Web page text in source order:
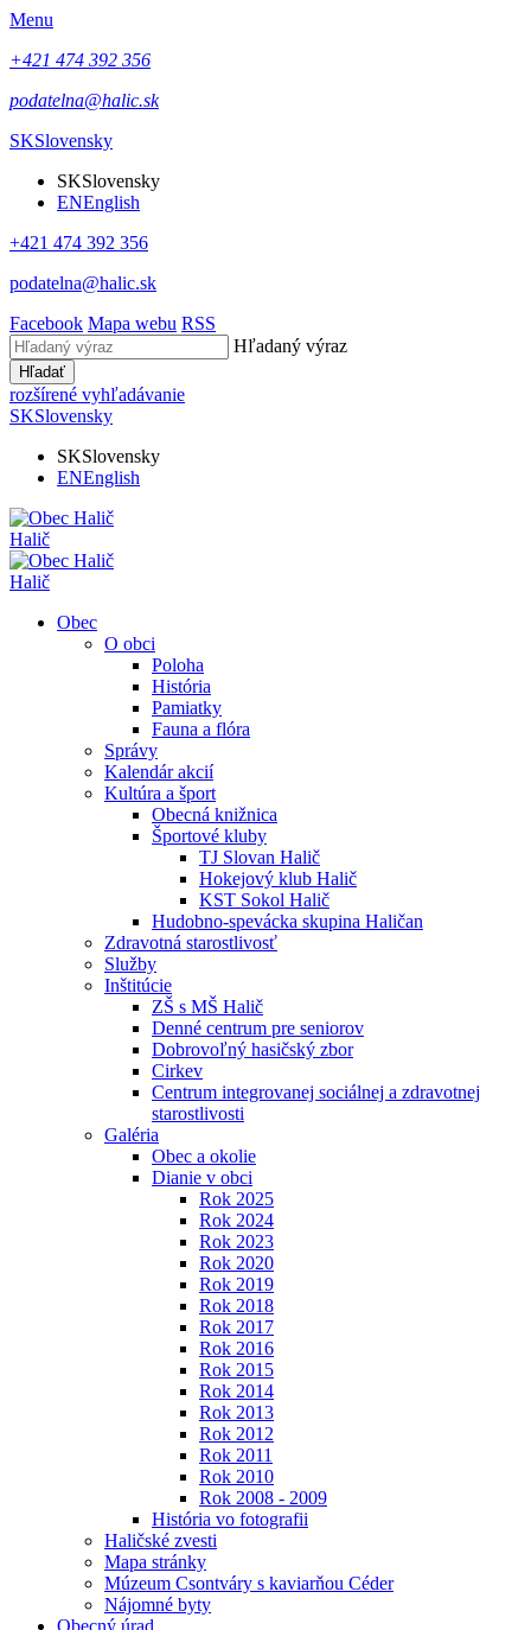
Menu
+421 474 392 356
podatelna@halic.sk
SKSlovensky
SKSlovensky
ENEnglish
+421 474 392 356
podatelna@halic.sk
Facebook Mapa webu RSS
Hľadaný výraz
Hľadať
rozšírené vyhľadávanie
SKSlovensky
SKSlovensky
ENEnglish
Halič
Halič
Obec
O obci
Poloha
História
Pamiatky
Fauna a flóra
Správy
Kalendár akcií
Kultúra a šport
Obecná knižnica
Športové kluby
TJ Slovan Halič
Hokejový klub Halič
KST Sokol Halič
Hudobno-spevácka skupina Haličan
Zdravotná starostlivosť
Služby
Inštitúcie
ZŠ s MŠ Halič
Denné centrum pre seniorov
Dobrovoľný hasičský zbor
Cirkev
Centrum integrovanej sociálnej a zdravotnej
starostlivosti
Galéria
Obec a okolie
Dianie v obci
Rok 2025
Rok 2024
Rok 2023
Rok 2020
Rok 2019
Rok 2018
Rok 2017
Rok 2016
Rok 2015
Rok 2014
Rok 2013
Rok 2012
Rok 2011
Rok 2010
Rok 2008 - 2009
História vo fotografii
Haličské zvesti
Mapa stránky
Múzeum Csontváry s kaviarňou Céder
Nájomné byty
Obecný úrad